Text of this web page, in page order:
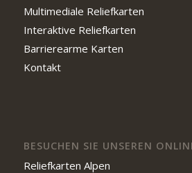
Multimediale Reliefkarten
Interaktive Reliefkarten
Barrierearme Karten
Kontakt
BESUCHEN SIE UNSEREN
Reliefkarten Alpen